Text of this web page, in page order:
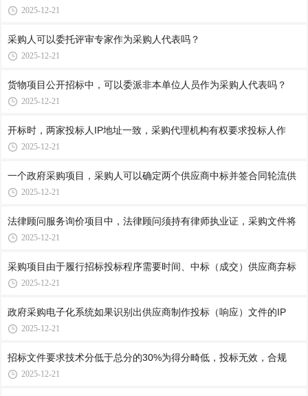
2025-12-21
采购人可以委托评审专家作为采购人代表吗？
2025-12-21
货物项目公开招标中，可以委派非本单位人员作为采购人代表吗？
2025-12-21
开标时，两家投标人IP地址一致，采购代理机构有权要求投标人作
2025-12-21
一个政府采购项目，采购人可以确定两个供应商中标并签合同轮流供
2025-12-21
法律顾问服务询价项目中，法律顾问须持有律师执业证，采购文件将
2025-12-21
采购项目由于履行招标投标程序需要时间、中标（成交）供应商弃标
2025-12-21
政府采购电子化系统如果识别出供应商制作投标（响应）文件的IP
2025-12-21
招标文件要求技术分低于总分的30%为得分畸低，投标无效，合规
2025-12-21